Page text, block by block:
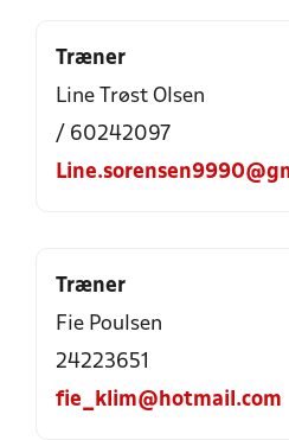
Træner
Line Trøst Olsen
/ 60242097
Træner
Fie Poulsen
24223651
fie_klim@hotmail.com